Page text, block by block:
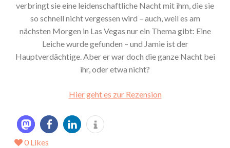
verbringt sie eine leidenschaftliche Nacht mit ihm, die sie
so schnell nicht vergessen wird – auch, weil es am
nächsten Morgen in Las Vegas nur ein Thema gibt: Eine
Leiche wurde gefunden – und Jamie ist der
Hauptverdächtige. Aber er war doch die ganze Nacht bei
ihr, oder etwa nicht?
Hier geht es zur Rezension
0 Likes